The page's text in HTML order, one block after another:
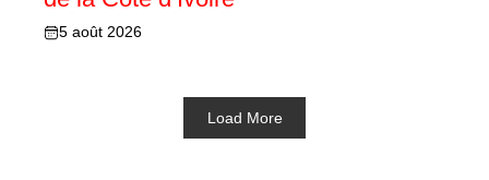
5 août 2026
Load More